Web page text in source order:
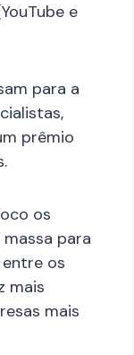
e
para a
prêmio
os
para
os
mais
mais